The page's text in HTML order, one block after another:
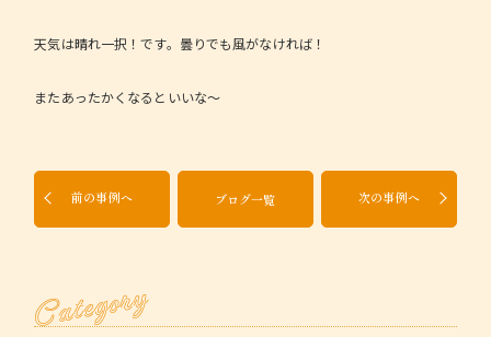
天気は晴れ一択！です。曇りでも風がなければ！
またあったかくなるといいな～
前の事例へ ブログ一覧 次の事例へ
Category